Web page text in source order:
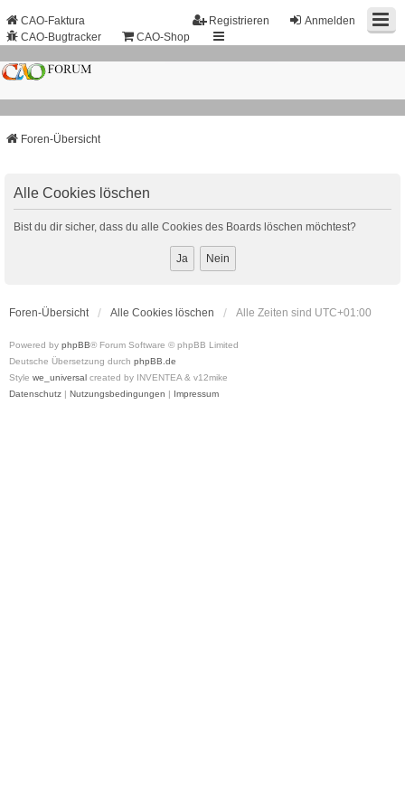
Anmelden
Registrieren
CAO-Faktura
CAO-Bugtracker
CAO-Shop
Foren-Übersicht
Alle Cookies löschen
Bist du dir sicher, dass du alle Cookies des Boards löschen möchtest?
Foren-Übersicht Alle Cookies löschen Alle Zeiten sind UTC+01:00
Powered by phpBB® Forum Software © phpBB Limited
Deutsche Übersetzung durch phpBB.de
Style we_universal created by INVENTEA & v12mike
Datenschutz | Nutzungsbedingungen | Impressum